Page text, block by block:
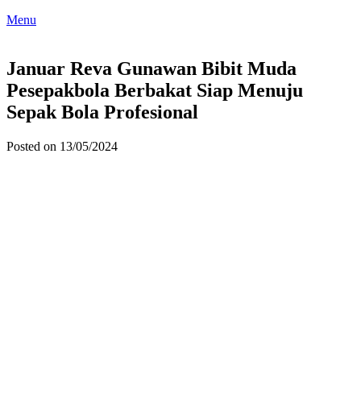
Menu
Januar Reva Gunawan Bibit Muda
Pesepakbola Berbakat Siap Menuju
Sepak Bola Profesional
Posted on 13/05/2024